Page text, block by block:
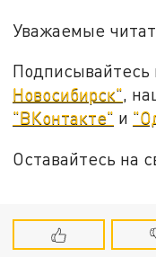
Уважаемые
Подписывайтесь
Новосибирск",
"ВКонтакте" и
Оставайтесь на